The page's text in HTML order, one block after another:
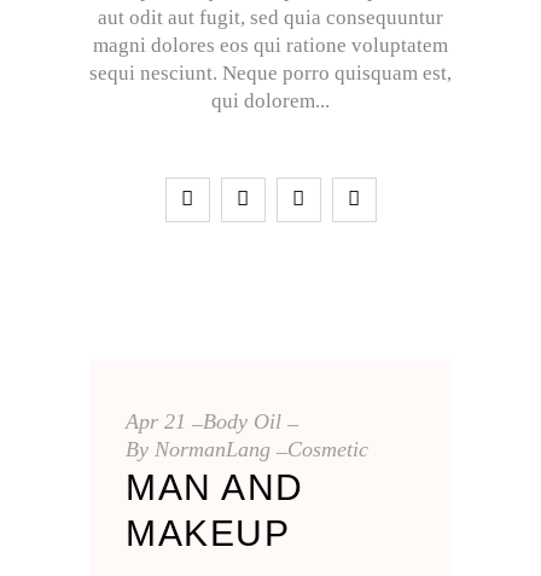
aut odit aut fugit, sed quia consequuntur
magni dolores eos qui ratione voluptatem
sequi nesciunt. Neque porro quisquam est,
qui dolorem
Apr 21
Body Oil
By NormanLang Cosmetic
MAN AND
MAKEUP